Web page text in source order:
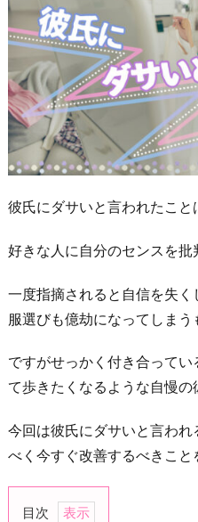
彼氏にダサいと言われたこと
好きな人に自分のセンスを批
一度指摘されると自信を失
服選びも億劫になってしまう
ですがせっかく付き合って
て歩きたくなるような自慢の
今回は彼氏にダサいと言わ
べく今すぐ改善するべきこと
目次